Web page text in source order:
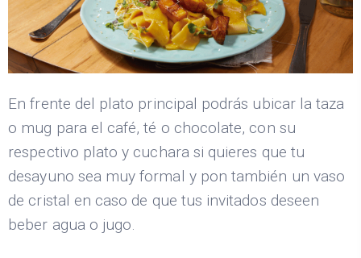
En frente del plato principal podrás ubicar la taza
o mug para el café, té o chocolate, con su
respectivo plato y cuchara si quieres que tu
desayuno sea muy formal y pon también un vaso
de cristal en caso de que tus invitados deseen
beber agua o jugo.